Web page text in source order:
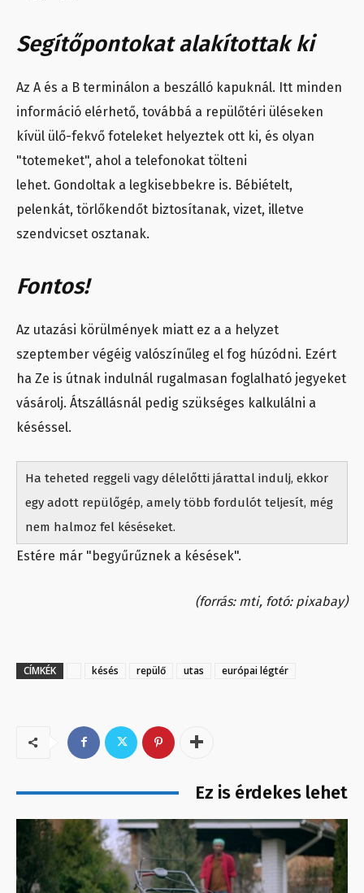
Segítőpontokat alakítottak ki
Az A és a B terminálon a beszálló kapuknál. Itt minden
információ elérhető, továbbá a repülőtéri üléseken
kívül ülő-fekvő foteleket helyeztek ott ki, és olyan
"totemeket", ahol a telefonokat tölteni
lehet. Gondoltak a legkisebbekre is. Bébiételt,
pelenkát, törlőkendőt biztosítanak, vizet, illetve
szendvicset osztanak.
Fontos!
Az utazási körülmények miatt ez a a helyzet
szeptember végéig valószínűleg el fog húzódni. Ezért
ha Ze is útnak indulnál rugalmasan foglalható jegyeket
vásárolj. Átszállásnál pedig szükséges kalkulálni a
késéssel.
Ha teheted reggeli vagy délelőtti járattal indulj, ekkor
egy adott repülőgép, amely több fordulót teljesít, még
nem halmoz fel késéseket.
Estére már "begyűrűznek a késések".
(forrás: mti, fotó: pixabay)
CÍMKÉK késés repülő utas európai légtér
Ez is érdekes lehet